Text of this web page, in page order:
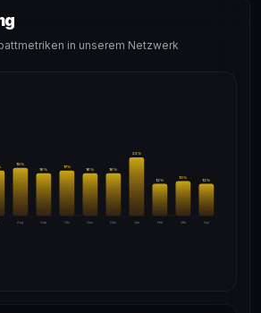
in unserem Netzwerk
Aug
18%
Sep
16%
Okt
17%
Nov
16%
Dez
16%
Jan
22%
Feb
12%
Mär
13%
Apr
12%